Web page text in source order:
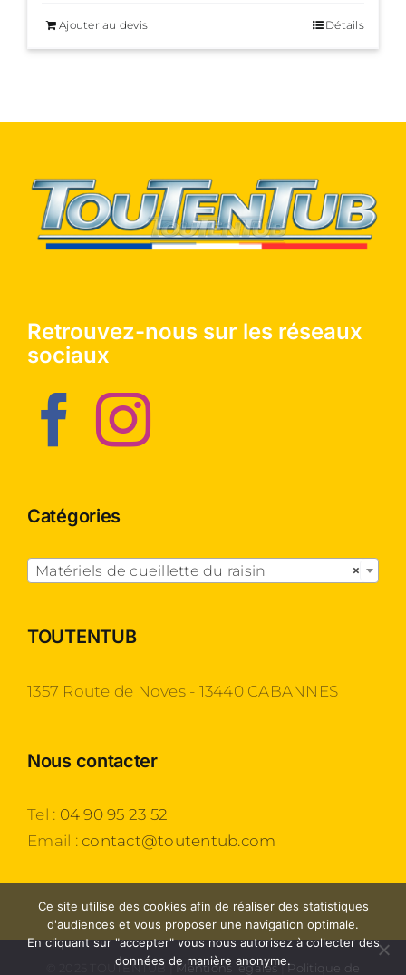
Ajouter au devis Détails
Retrouvez-nous sur les réseaux
sociaux
Catégories
×
Matériels de cueillette du raisin
TOUTENTUB
1357 Route de Noves - 13440 CABANNES
Nous contacter
Tel : 04 90 95 23 52
Email :contact@toutentub.com
© 2025 TOUTENTUB |Mentions légales|Politique de
Ce site utilise des cookies afin de réaliser des statistiques
d'audiences et vous proposer une navigation optimale.
En cliquant sur "accepter" vous nous autorisez à collecter des
données de manière anonyme.